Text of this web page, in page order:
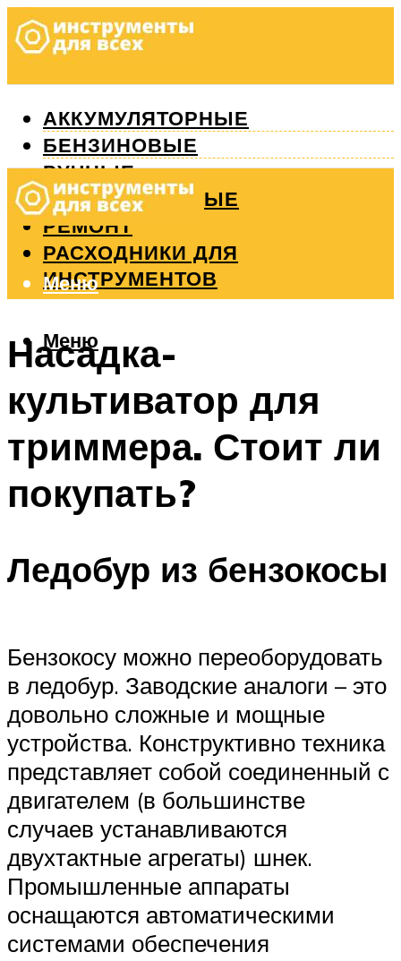
АККУМУЛЯТОРНЫЕ
БЕНЗИНОВЫЕ
РУЧНЫЕ
ИЗМЕРИТЕЛЬНЫЕ
РЕМОНТ
РАСХОДНИКИ ДЛЯ
ИНСТРУМЕНТОВ
Меню
Меню
Насадка-
культиватор для
триммера. Стоит ли
покупать?
Ледобур из бензокосы
Бензокосу можно переоборудовать
в ледобур. Заводские аналоги – это
довольно сложные и мощные
устройства. Конструктивно техника
представляет собой соединенный с
двигателем (в большинстве
случаев устанавливаются
двухтактные агрегаты) шнек.
Промышленные аппараты
оснащаются автоматическими
системами обеспечения